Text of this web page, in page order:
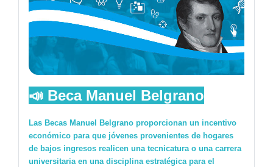
📣 Beca Manuel Belgrano
Las Becas Manuel Belgrano proporcionan un incentivo
económico para que jóvenes provenientes de hogares
de bajos ingresos realicen una tecnicatura o una carrera
universitaria en una disciplina estratégica para el